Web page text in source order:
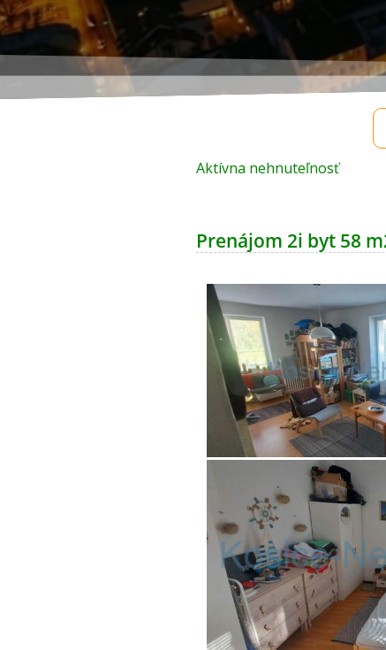
Aktívna nehnuteľnosť
Prenájom 2i byt 58